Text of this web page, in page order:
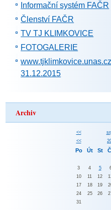
Informační systém FAČR
Členství FAČR
TV TJ KLIMKOVICE
FOTOGALERIE
31.12.2015
Archiv
<<
<<
Po Út St
3
4 5
10
11 12
17
18 19
24
25 26
31